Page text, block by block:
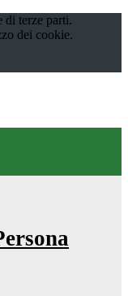
di terze parti.
dei cookie.